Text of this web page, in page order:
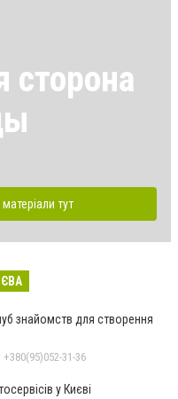
сторона
матеріали тут
знайомств для створення
+380(95)052-31-36
у Києві